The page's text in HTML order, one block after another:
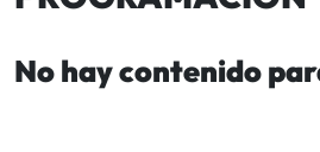
No hay contenido